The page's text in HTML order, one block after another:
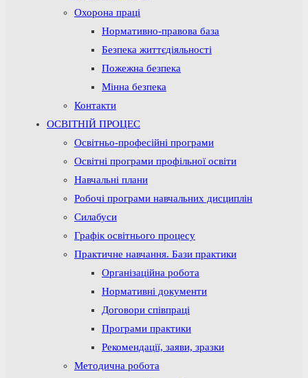
Охорона праці
Нормативно-правова база
Безпека життєдіяльності
Пожежна безпека
Мінна безпека
Контакти
ОСВІТНІЙ ПРОЦЕС
Освітньо-професійні програми
Освітні програми профільної освіти
Навчальні плани
Робочі програми навчальних дисциплін
Силабуси
Графік освітнього процесу
Практичне навчання. Бази практики
Організаційна робота
Нормативні документи
Договори співпраці
Програми практики
Рекомендації, заяви, зразки
Методична робота